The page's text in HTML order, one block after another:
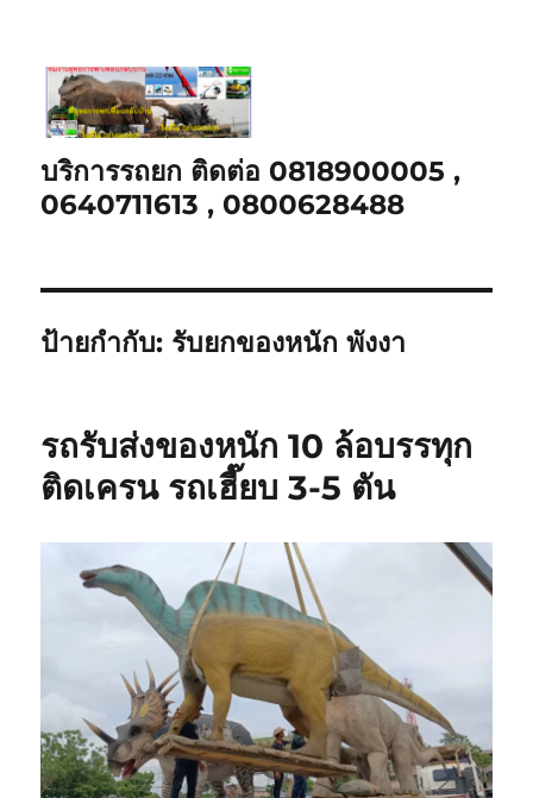
บริการรถยก ติดต่อ 0818900005 ,
0640711613 , 0800628488
ป้ายกำกับ: รับยกของหนัก พังงา
รถรับส่งของหนัก 10 ล้อบรรทุก
ติดเครน รถเฮี๊ยบ 3-5 ตัน